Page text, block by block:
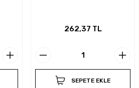
262,37 TL
SEPETE EKLE